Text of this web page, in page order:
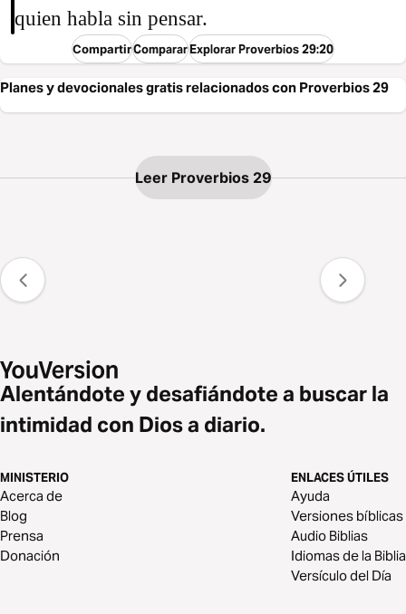
quien habla sin pensar.
CompartirCompararExplorar Proverbios 29:20
Planes y devocionales gratis relacionados con Proverbios 29
Leer Proverbios 29
Alentándote y desafiándote a buscar la
intimidad con Dios a diario.
MINISTERIO
Acerca de
Blog
Prensa
Donación
ENLACES ÚTILES
Ayuda
Versiones bíblicas
Audio Biblias
Idiomas de la Biblia
Versículo del Día